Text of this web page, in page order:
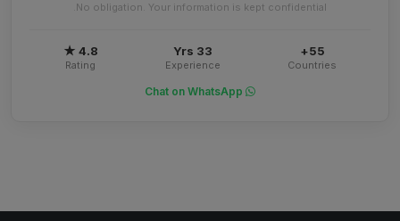
No obligation. Your information is kept confidential.
55+
Countries
33 Yrs
Experience
4.8 ★
Rating